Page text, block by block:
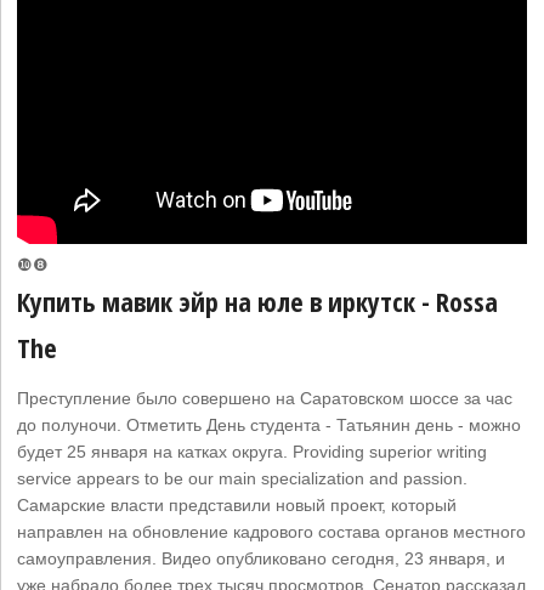
❿❽
Купить мавик эйр на юле в иркутск - Rossa
The
Преступление было совершено на Саратовском шоссе за час
до полуночи. Отметить День студента - Татьянин день - можно
будет 25 января на катках округа. Providing superior writing
service appears to be our main specialization and passion.
Самарские власти представили новый проект, который
направлен на обновление кадрового состава органов местного
самоуправления. Видео опубликовано сегодня, 23 января, и
уже набрало более трех тысяч просмотров. Сенатор рассказал